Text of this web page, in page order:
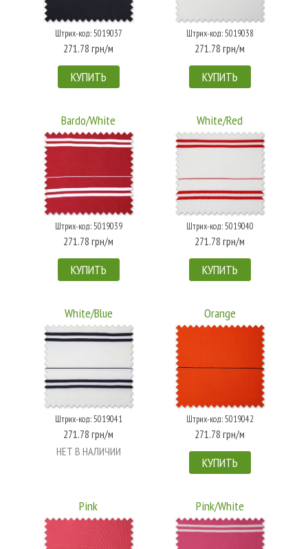
Штрих-код: 5019037
271.78 грн/м
КУПИТЬ
Штрих-код: 5019038
271.78 грн/м
КУПИТЬ
Bardo/White
Штрих-код: 5019039
271.78 грн/м
КУПИТЬ
White/Red
Штрих-код: 5019040
271.78 грн/м
КУПИТЬ
White/Blue
Штрих-код: 5019041
271.78 грн/м
НЕТ В НАЛИЧИИ
Orange
Штрих-код: 5019042
271.78 грн/м
КУПИТЬ
Pink Pink/White